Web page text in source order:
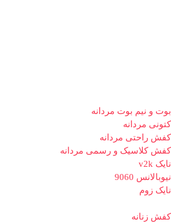
بوت و نیم بوت مردانه
کتونی مردانه
کفش راحتی مردانه
کفش کلاسیک و رسمی مردانه
نایک v2k
نیوبالانس 9060
نایک زوم
کفش زنانه